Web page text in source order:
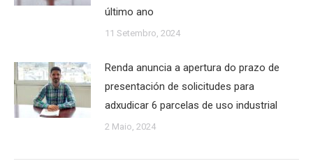
último ano
11 Setembro, 2024
Renda anuncia a apertura do prazo de
presentación de solicitudes para
adxudicar 6 parcelas de uso industrial
2 Maio, 2024